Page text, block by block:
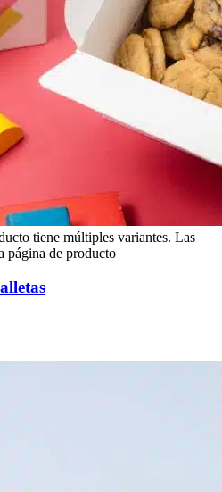
tiene múltiples variantes. Las
página de producto